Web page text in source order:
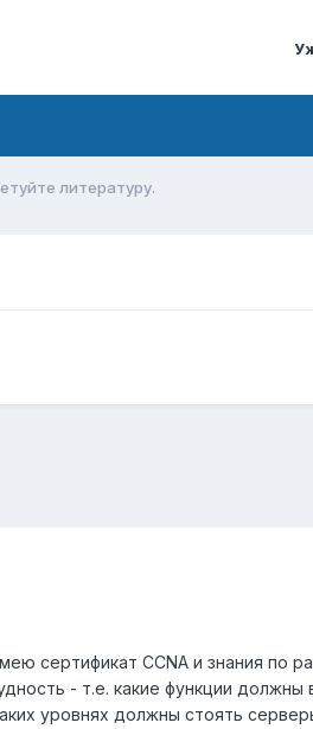
литературу.
сертификат CCNA и знания по
- т.е. какие функции должны
уровнях должны стоять